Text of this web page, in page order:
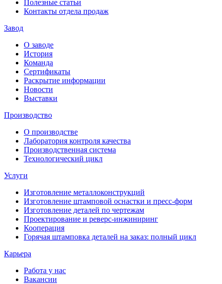
Полезные статьи
Контакты отдела продаж
Завод
О заводе
История
Команда
Сертификаты
Раскрытие информации
Новости
Выставки
Производство
О производстве
Лаборатория контроля качества
Производственная система
Технологический цикл
Услуги
Изготовление металлоконструкций
Изготовление штамповой оснастки и пресс-форм
Изготовление деталей по чертежам
Проектирование и реверс-инжиниринг
Кооперация
Горячая штамповка деталей на заказ: полный цикл
Карьера
Работа у нас
Вакансии